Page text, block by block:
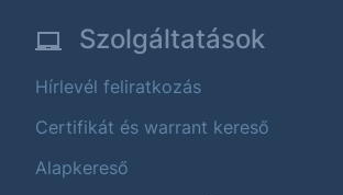
Szolgáltatások
Hírlevél feliratkozás
Certifikát és warrant kereső
Alapkereső